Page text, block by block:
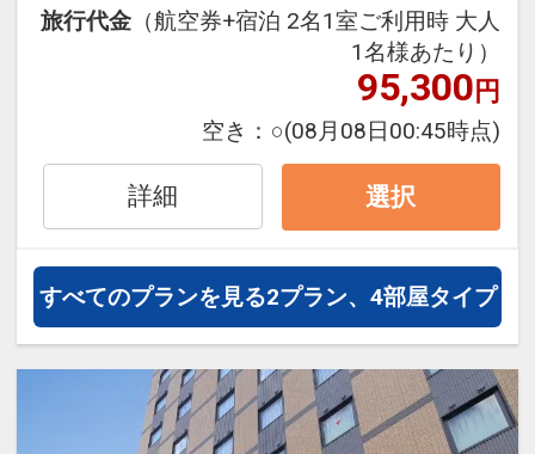
旅行代金 （航空券+宿泊 2名1室ご利用時 大人
1名様あたり）
95,300円
空き： ○(08月08日00:45時点)
詳細 選択
すべてのプランを見る2プラン、4部屋タイプ